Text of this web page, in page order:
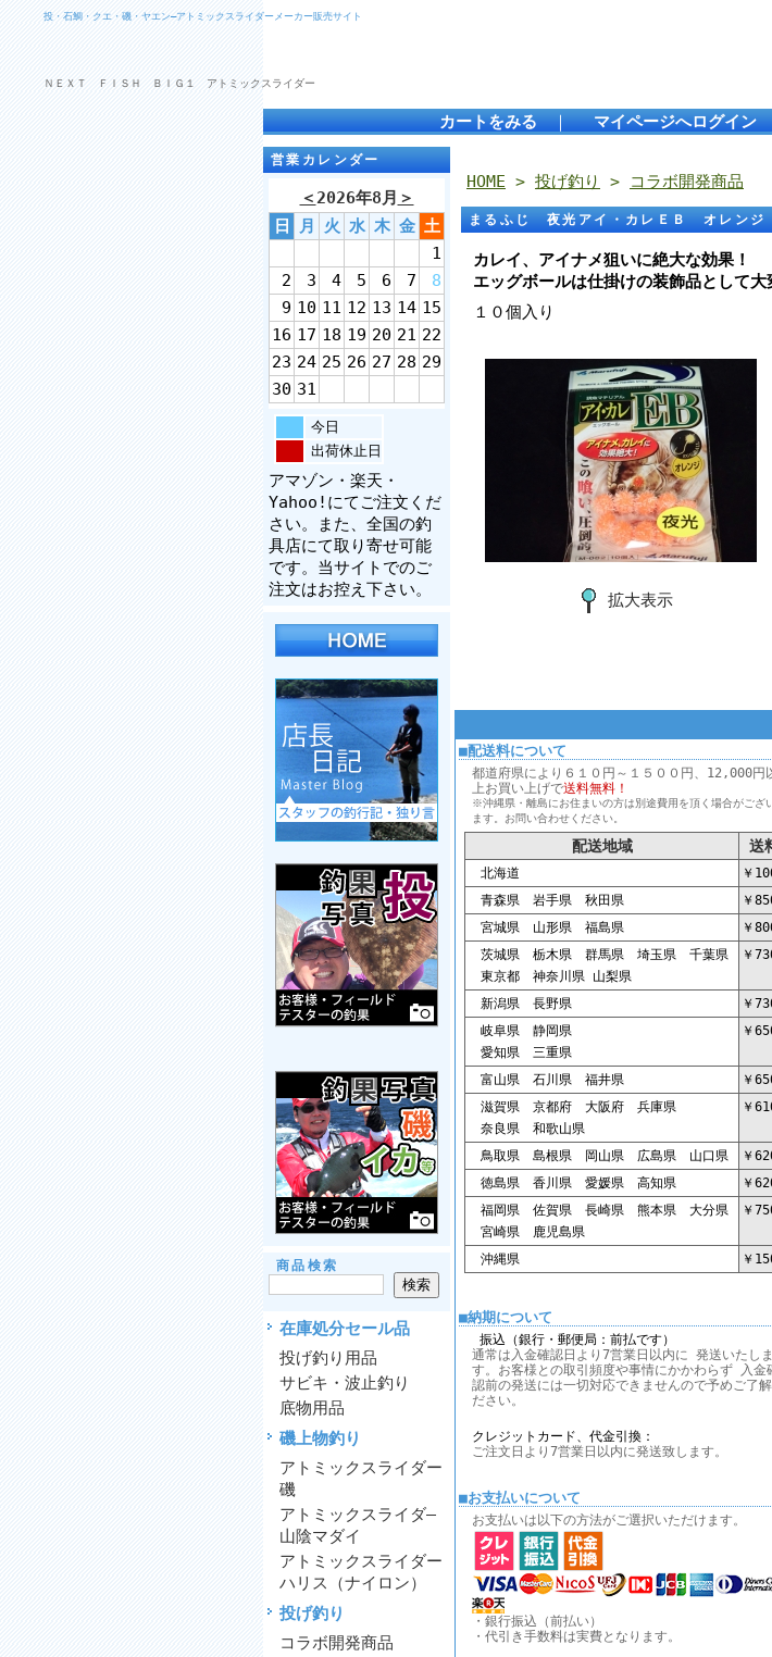
投・石鯛・クエ・磯・ヤエン―アトミックスライダーメーカー販売サイト
ＮＥＸＴ ＦＩＳＨ ＢＩＧ１ アトミックスライダー
カートをみる ｜ マイページへログイン
営業カレンダー
＜2026年8月 ＞
日
月 火 水 木 金 土
1
2
3 4 5 6 7
8
9 10 11 12 13 14 15
16 17 18 19 20 21 22
23 24 25 26 27 28 29
30 31
今日
出荷休止日
アマゾン・楽天・
Yahoo!にてご注文くだ
さい。また、全国の釣
具店にて取り寄せ可能
です。当サイトでのご
注文はお控え下さい。
商品検索
在庫処分セール品
投げ釣り用品
サビキ・波止釣り
底物用品
磯上物釣り
アトミックスライダー
磯
アトミックスライダ―
山陰マダイ
アトミックスライダー
ハリス（ナイロン）
投げ釣り
コラボ開発商品
HOME > 投げ釣り > コラボ開発商品
まるふじ 夜光アイ・カレＥＢ オレンジ
カレイ、アイナメ狙いに絶大な効果！
エッグボールは仕掛けの装飾品として大
１０個入り
拡大表示
■配送料について
都道府県により６１０円～１５００円、12,000円
上お買い上げで送料無料！
※沖縄県・離島にお住まいの方は別途費用を頂く場合がござ
ます。お問い合わせください。
配送地域 送
北海道
￥
青森県 岩手県 秋田県
￥
宮城県 山形県 福島県
￥
茨城県 栃木県 群馬県 埼玉県 千葉県
東京都 神奈川県 山梨県
￥
新潟県 長野県
￥
岐阜県 静岡県
愛知県 三重県
￥
富山県 石川県 福井県
￥
滋賀県 京都府 大阪府 兵庫県
奈良県 和歌山県
￥
鳥取県 島根県 岡山県 広島県 山口県
￥
徳島県 香川県 愛媛県 高知県
￥
福岡県 佐賀県 長崎県 熊本県 大分県
宮崎県 鹿児島県
￥
沖縄県 ￥
■納期について
振込（銀行・郵便局：前払です）
通常は入金確認日より7営業日以内に 発送いたしま
す。お客様との取引頻度や事情にかかわらず 入金
認前の発送には一切対応できませんので予めご了解
ださい。
クレジットカード、代金引換：
ご注文日より7営業日以内に発送致します。
■お支払いについて
お支払いは以下の方法がご選択いただけます。
・銀行振込（前払い）
・代引き手数料は実費となります。